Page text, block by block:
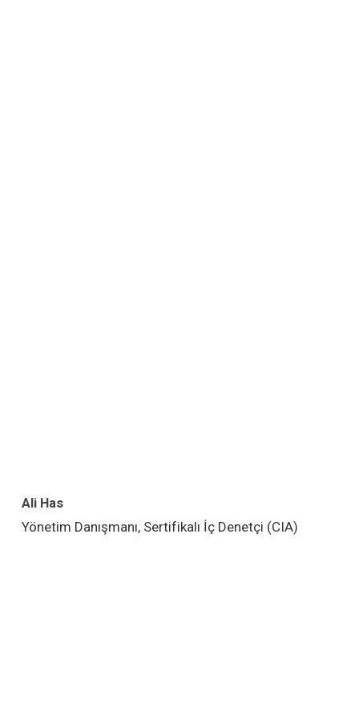
Ali Has
Yönetim Danışmanı, Sertifikalı İç Denetçi (CIA)